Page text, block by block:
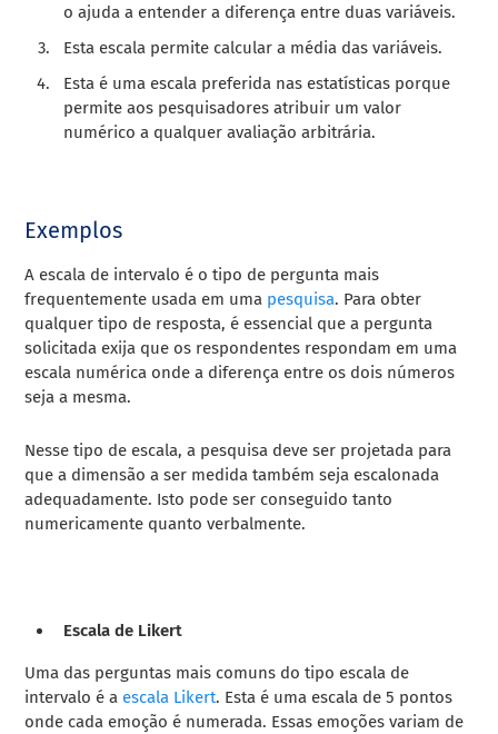
o ajuda a entender a diferença entre duas variáveis.
Esta escala permite calcular a média das variáveis.
Esta é uma escala preferida nas estatísticas porque
permite aos pesquisadores atribuir um valor
numérico a qualquer avaliação arbitrária.
Exemplos
A escala de intervalo é o tipo de pergunta mais
frequentemente usada em uma pesquisa. Para obter
qualquer tipo de resposta, é essencial que a pergunta
solicitada exija que os respondentes respondam em uma
escala numérica onde a diferença entre os dois números
seja a mesma.
Nesse tipo de escala, a pesquisa deve ser projetada para
que a dimensão a ser medida também seja escalonada
adequadamente. Isto pode ser conseguido tanto
numericamente quanto verbalmente.
Escala de Likert
Uma das perguntas mais comuns do tipo escala de
intervalo é a escala Likert. Esta é uma escala de 5 pontos
onde cada emoção é numerada. Essas emoções variam de